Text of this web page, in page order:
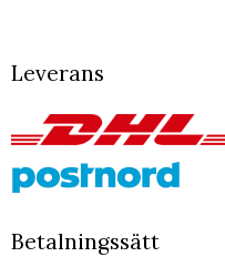
Leverans
Betalningssätt